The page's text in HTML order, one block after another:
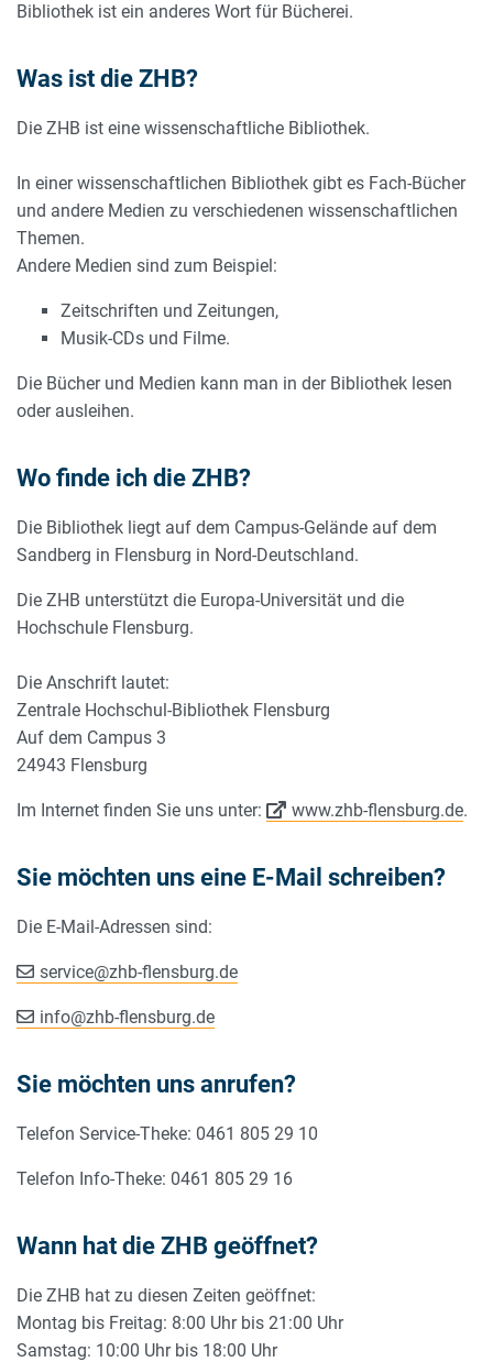
Bibliothek ist ein anderes Wort für Bücherei.
Was ist die ZHB?
Die ZHB ist eine wissenschaftliche Bibliothek.
In einer wissenschaftlichen Bibliothek gibt es Fach-Bücher
und andere Medien zu verschiedenen wissenschaftlichen
Themen.
Andere Medien sind zum Beispiel:
Zeitschriften und Zeitungen,
Musik-CDs und Filme.
Die Bücher und Medien kann man in der Bibliothek lesen
oder ausleihen.
Wo finde ich die ZHB?
Die Bibliothek liegt auf dem Campus-Gelände auf dem
Sandberg in Flensburg in Nord-Deutschland.
Die ZHB unterstützt die Europa-Universität und die
Hochschule Flensburg.
Die Anschrift lautet:
Zentrale Hochschul-Bibliothek Flensburg
Auf dem Campus 3
24943 Flensburg
Im Internet finden Sie uns unter: www.zhb-flensburg.de.
Sie möchten uns eine E-Mail schreiben?
Die E-Mail-Adressen sind:
service@zhb-flensburg.de
info@zhb-flensburg.de
Sie möchten uns anrufen?
Telefon Service-Theke: 0461 805 29 10
Telefon Info-Theke: 0461 805 29 16
Wann hat die ZHB geöffnet?
Die ZHB hat zu diesen Zeiten geöffnet:
Montag bis Freitag: 8:00 Uhr bis 21:00 Uhr
Samstag: 10:00 Uhr bis 18:00 Uhr